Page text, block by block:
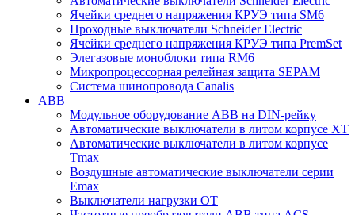
Ячейки среднего напряжения КРУЭ типа SM6
Проходные выключатели Schneider Electric
Ячейки среднего напряжения КРУЭ типа PremSet
Элегазовые моноблоки типа RM6
Микропроцессорная релейная защита SEPAM
Система шинопровода Canalis
ABB
Модульное оборудование ABB на DIN-рейку
Автоматические выключатели в литом корпусе XT
Автоматические выключатели в литом корпусе
Tmax
Воздушные автоматические выключатели серии
Emax
Выключатели нагрузки OT